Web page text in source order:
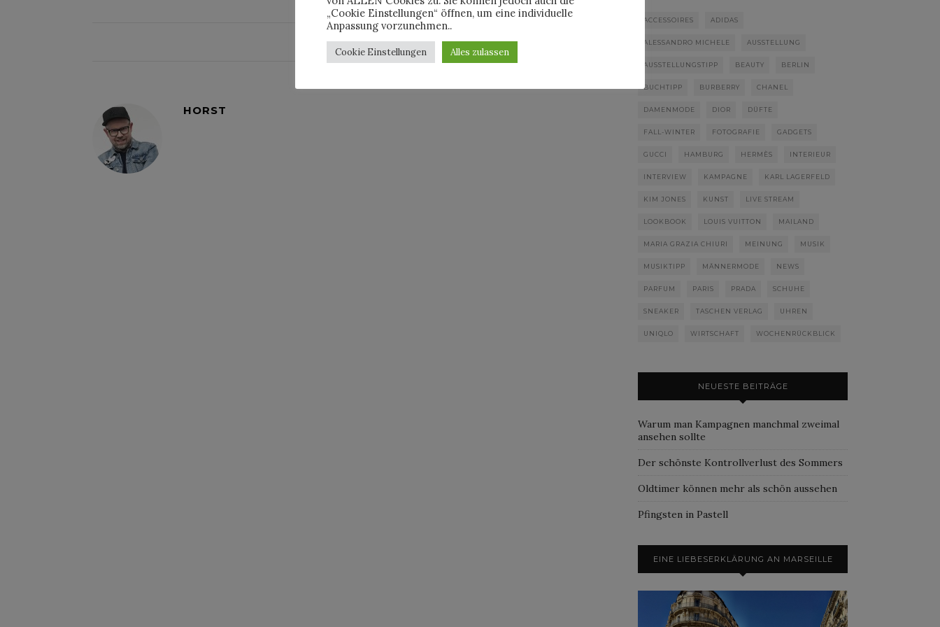
By HORST
HORST
ACCESSOIRES ADIDAS
ALESSANDRO MICHELE AUSSTELLUNG
AUSSTELLUNGSTIPP BEAUTY BERLIN
BUCHTIPP BURBERRY CHANEL
DAMENMODE DIOR DÜFTE
FALL-WINTER FOTOGRAFIE GADGETS
GUCCI HAMBURG HERMÈS INTERIEUR
INTERVIEW KAMPAGNE KARL LAGERFELD
KIM JONES KUNST LIVE STREAM
LOOKBOOK LOUIS VUITTON MAILAND
MARIA GRAZIA CHIURI MEINUNG MUSIK
MUSIKTIPP MÄNNERMODE NEWS
PARFUM PARIS PRADA SCHUHE
SNEAKER TASCHEN VERLAG UHREN
UNIQLO WIRTSCHAFT WOCHENRÜCKBLICK
NEUESTE BEITRÄGE
Warum man Kampagnen manchmal zweimal
ansehen sollte
Der schönste Kontrollverlust des Sommers
Oldtimer können mehr als schön aussehen
Pfingsten in Pastell
EINE LIEBESERKLÄRUNG AN MARSEILLE
„Cookie Einstellungen“ öffnen, um eine individuelle
Anpassung vorzunehmen..
Cookie Einstellungen Alles zulassen